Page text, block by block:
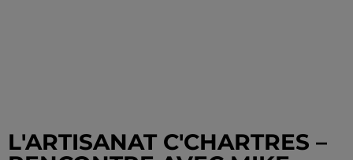
L'ARTISANAT C'CHARTRES –